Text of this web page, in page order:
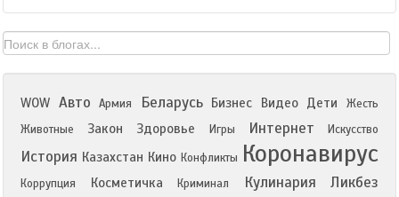
WOW Авто Армия Беларусь Бизнес Видео Дети
Жесть
Животные
Закон Здоровье Игры Интернет Искусство
История Казахстан Кино Конфликты Коронавирус
Коррупция Косметичка Криминал Кулинария Ликбез